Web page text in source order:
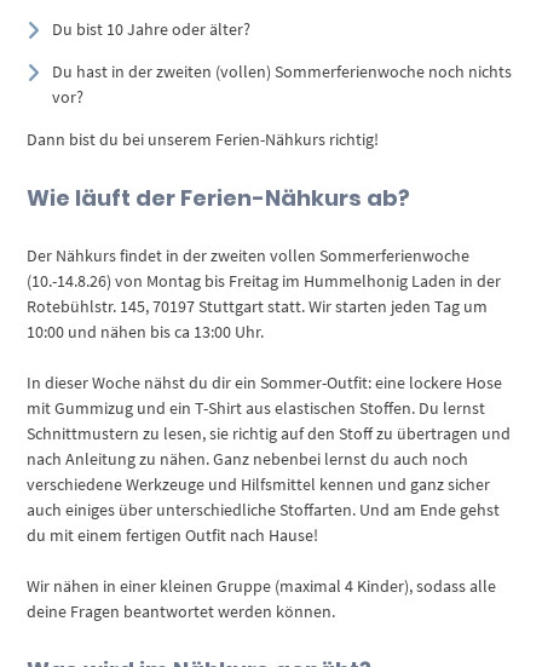
Du bist 10 Jahre oder älter?
Du hast in der zweiten (vollen) Sommerferienwoche noch nichts
vor?
Dann bist du bei unserem Ferien-Nähkurs richtig!
Wie läuft der Ferien-Nähkurs ab?
Der Nähkurs findet in der zweiten vollen Sommerferienwoche
(10.-14.8.26) von Montag bis Freitag im Hummelhonig Laden in der
Rotebühlstr. 145, 70197 Stuttgart statt. Wir starten jeden Tag um
10:00 und nähen bis ca 13:00 Uhr.
In dieser Woche nähst du dir ein Sommer-Outfit: eine lockere Hose
mit Gummizug und ein T-Shirt aus elastischen Stoffen. Du lernst
Schnittmustern zu lesen, sie richtig auf den Stoff zu übertragen und
nach Anleitung zu nähen. Ganz nebenbei lernst du auch noch
verschiedene Werkzeuge und Hilfsmittel kennen und ganz sicher
auch einiges über unterschiedliche Stoffarten. Und am Ende gehst
du mit einem fertigen Outfit nach Hause!
Wir nähen in einer kleinen Gruppe (maximal 4 Kinder), sodass alle
deine Fragen beantwortet werden können.